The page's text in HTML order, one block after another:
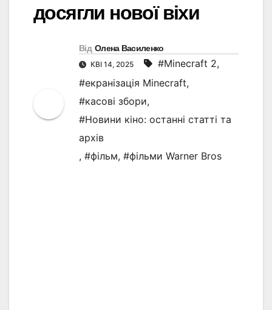
досягли нової віхи
Від Олена Василенко
КВІ 14, 2025 #Minecraft 2,
#екранізація Minecraft,
#касові збори,
#Новини кіно: останні статті та
архів
, #фільм, #фільми Warner Bros